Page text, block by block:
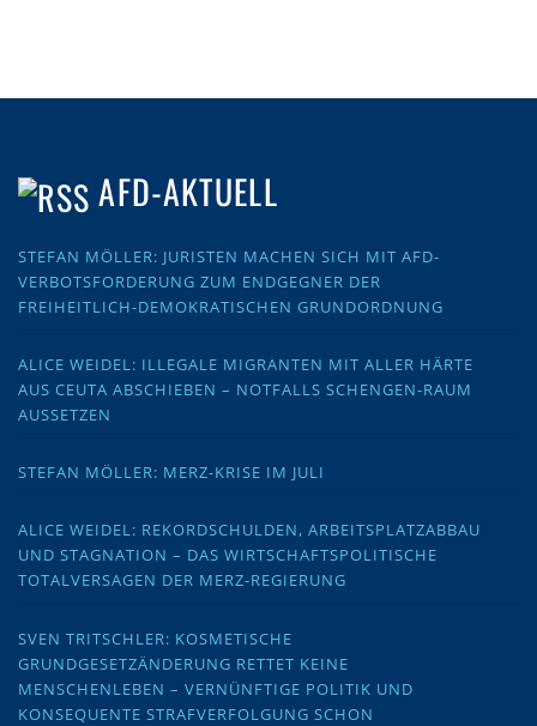
AFD-AKTUELL
STEFAN MÖLLER: JURISTEN MACHEN SICH MIT AFD-
VERBOTSFORDERUNG ZUM ENDGEGNER DER
FREIHEITLICH-DEMOKRATISCHEN GRUNDORDNUNG
ALICE WEIDEL: ILLEGALE MIGRANTEN MIT ALLER HÄRTE
AUS CEUTA ABSCHIEBEN – NOTFALLS SCHENGEN-RAUM
AUSSETZEN
STEFAN MÖLLER: MERZ-KRISE IM JULI
ALICE WEIDEL: REKORDSCHULDEN, ARBEITSPLATZABBAU
UND STAGNATION – DAS WIRTSCHAFTSPOLITISCHE
TOTALVERSAGEN DER MERZ-REGIERUNG
SVEN TRITSCHLER: KOSMETISCHE
GRUNDGESETZÄNDERUNG RETTET KEINE
MENSCHENLEBEN – VERNÜNFTIGE POLITIK UND
KONSEQUENTE STRAFVERFOLGUNG SCHON